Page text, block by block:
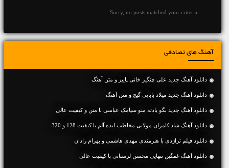
Sorry, no posts matched your criteria.
آهنگ های تصادفی
دانلود آهنگ جديد علی چنگیز خانی پاییز و متن آهنگ
دانلود آهنگ جديد میلاد بابایی گیج و متن آهنگ
دانلود آهنگ جديد بگو یادته منو سیامک عباسی با متن و کیفیت عالی
دانلود آهنگ شاد کامران مولایی مخاطب ایده آلم با کیفیت 128 و 320
دانلود فیلم تراژدی با هنرمندی مهدی هاشمی و بهرام رادان
دانلود آهنگ غمگین تنهایی محسن لرستانی با کیفیت عالی